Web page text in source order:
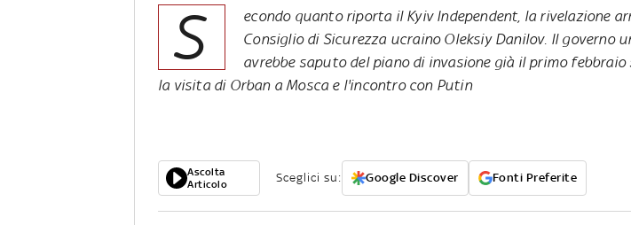
S
econdo quanto riporta il Kyiv Independent, la rivelazione
Consiglio di Sicurezza ucraino Oleksiy Danilov. Il governo
avrebbe saputo del piano di invasione già il primo
la visita di Orban a Mosca e l'incontro con Putin
Ascolta
Articolo
Sceglici su: Google Discover Fonti Preferite